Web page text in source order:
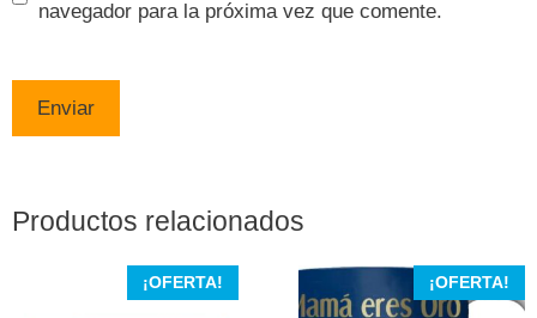
navegador para la próxima vez que comente.
Productos relacionados
¡OFERTA! ¡OFERTA!